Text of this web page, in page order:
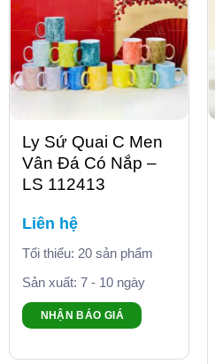
Ly Sứ Quai C Men
Vân Đá Có Nắp –
LS 112413
Liên hệ
Tối thiểu: 20 sản phẩm
Sản xuất: 7 - 10 ngày
NHẬN BÁO GIÁ